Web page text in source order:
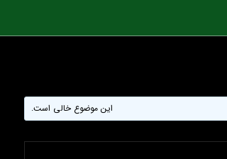
این موضوع خالی است.